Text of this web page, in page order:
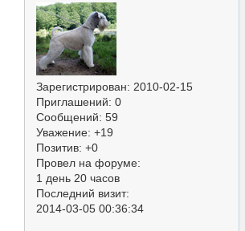
Зарегистрирован: 2010-02-15
Приглашений: 0
Сообщений: 59
Уважение: +19
Позитив: +0
Провел на форуме:
1 день 20 часов
Последний визит:
2014-03-05 00:36:34